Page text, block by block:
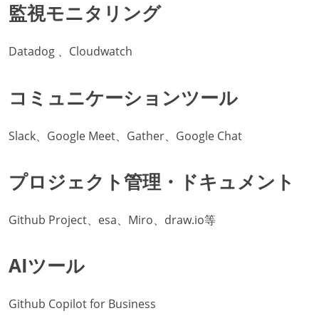
監視モニタリング
Datadog 、Cloudwatch
コミュニケーションツール
Slack、Google Meet、Gather、Google Chat
プロジェクト管理・ドキュメント
Github Project、esa、Miro、draw.io等
AIツール
Github Copilot for Business